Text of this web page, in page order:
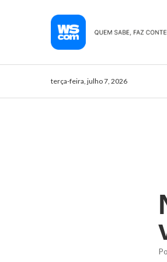
terça-feira, julho 7, 2026